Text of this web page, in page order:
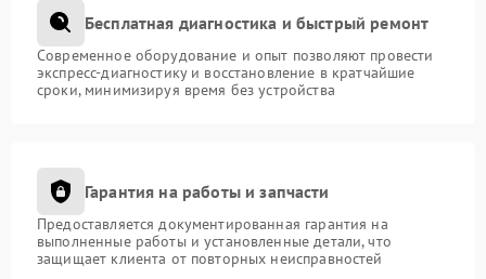
Бесплатная диагностика и быстрый ремонт
Современное оборудование и опыт позволяют провести
экспресс-диагностику и восстановление в кратчайшие
сроки, минимизируя время без устройства
Гарантия на работы и запчасти
Предоставляется документированная гарантия на
выполненные работы и установленные детали, что
защищает клиента от повторных неисправностей